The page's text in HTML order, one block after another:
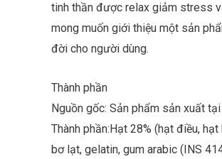
tinh thần được relax giảm stress
mong muốn giới thiệu một sản
đời cho người dùng.
Thành phần
Nguồn gốc: Sản phẩm sản xuất
Thành phần:Hạt 28% (hạt điều,
bơ lạt, gelatin, gum arabic (INS